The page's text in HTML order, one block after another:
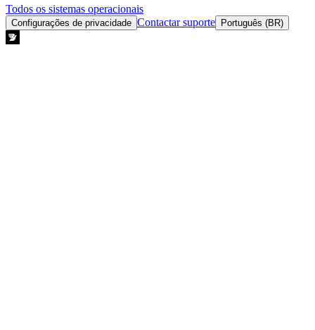
Todos os sistemas operacionais
Configurações de privacidade Contactar suporte Português (BR)